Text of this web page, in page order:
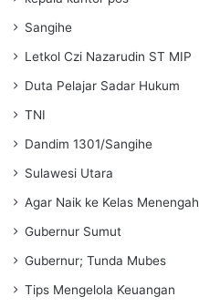
Sangihe
Letkol Czi Nazarudin ST MIP
Duta Pelajar Sadar Hukum
TNI
Dandim 1301/Sangihe
Sulawesi Utara
Agar Naik ke Kelas Menengah
Gubernur Sumut
Gubernur; Tunda Mubes
Tips Mengelola Keuangan